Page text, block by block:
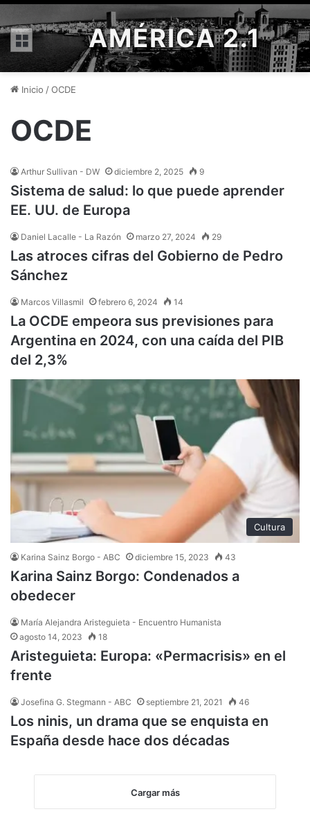
Menú AMÉRICA 2.1
Inicio /OCDE
OCDE
Arthur Sullivan - DW diciembre 2, 2025 9
Sistema de salud: lo que puede aprender
EE. UU. de Europa
Daniel Lacalle - La Razón marzo 27, 2024 29
Las atroces cifras del Gobierno de Pedro
Sánchez
Marcos Villasmil febrero 6, 2024 14
La OCDE empeora sus previsiones para
Argentina en 2024, con una caída del PIB
del 2,3%
Cultura
Karina Sainz Borgo - ABC diciembre 15, 2023 43
Karina Sainz Borgo: Condenados a
obedecer
María Alejandra Aristeguieta - Encuentro Humanista
agosto 14, 2023
18
Aristeguieta: Europa: «Permacrisis» en el
frente
Josefina G. Stegmann - ABC septiembre 21, 2021 46
Los ninis, un drama que se enquista en
España desde hace dos décadas
Cargar más